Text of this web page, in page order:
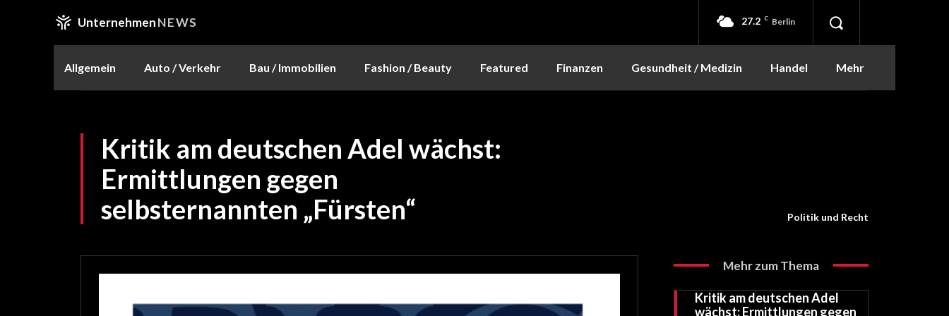
UnternehmenNEWS 27.2 C Berlin
Allgemein Auto / Verkehr Bau / Immobilien Fashion / Beauty Featured Finanzen Gesundheit / Medizin Handel Mehr
Kritik am deutschen Adel wächst:
Ermittlungen gegen
selbsternannten „Fürsten“
Politik und Recht
Mehr zum Thema
Kritik am deutschen Adel
wächst: Ermittlungen gegen